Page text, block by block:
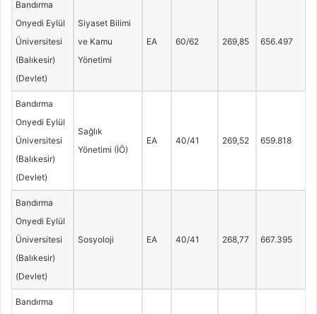
Bandırma
Onyedi Eylül
Üniversitesi
(Balıkesir)
(Devlet)
Siyaset Bilimi
ve Kamu
Yönetimi
EA 60/62 269,85 656.497
Bandırma
Onyedi Eylül
Üniversitesi
(Balıkesir)
(Devlet)
Sağlık
Yönetimi (İÖ)
EA 40/41 269,52 659.818
Bandırma
Onyedi Eylül
Üniversitesi
(Balıkesir)
(Devlet)
Sosyoloji EA 40/41 268,77 667.395
Bandırma